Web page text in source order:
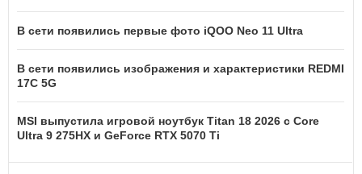
В сети появились первые фото iQOO Neo 11 Ultra
В сети появились изображения и характеристики REDMI
17C 5G
MSI выпустила игровой ноутбук Titan 18 2026 с Core
Ultra 9 275HX и GeForce RTX 5070 Ti